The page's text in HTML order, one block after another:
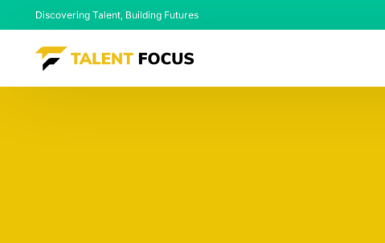
Discovering Talent, Building Futures